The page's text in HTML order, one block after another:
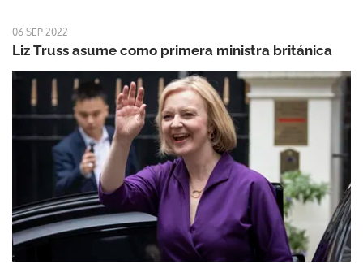
06 SEP 2022
Liz Truss asume como primera ministra británica